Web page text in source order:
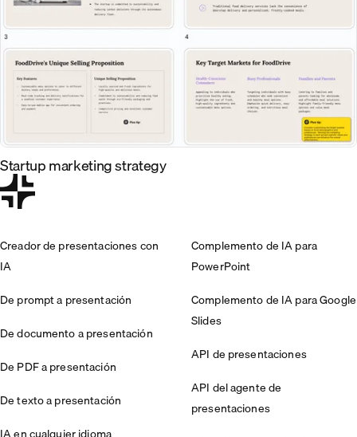
Startup marketing strategy
Creador de presentaciones con
IA
De prompt a presentación
De documento a presentación
De PDF a presentación
De texto a presentación
IA en cualquier idioma
Complemento de IA para
PowerPoint
Complemento de IA para Google
Slides
API de presentaciones
API del agente de
presentaciones